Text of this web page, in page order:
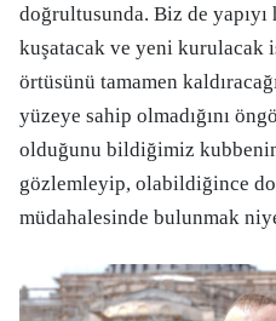
doğrultusunda. Biz de yapıyı
kuşatacak ve yeni kurulacak
örtüsünü tamamen
yüzeye sahip olmadığını
olduğunu bildiğimiz
gözlemleyip, olabildiğince
müdahalesinde bulunmak